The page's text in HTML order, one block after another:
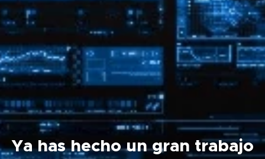
Ya has hecho un gran trabajo